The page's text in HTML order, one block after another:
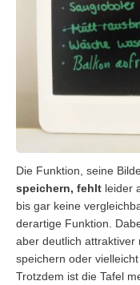
Die Funktion, seine
speichern, fehlt leider
bis gar keine
derartige Funktion.
aber deutlich attraktiver
speichern oder
Trotzdem ist die Tafel